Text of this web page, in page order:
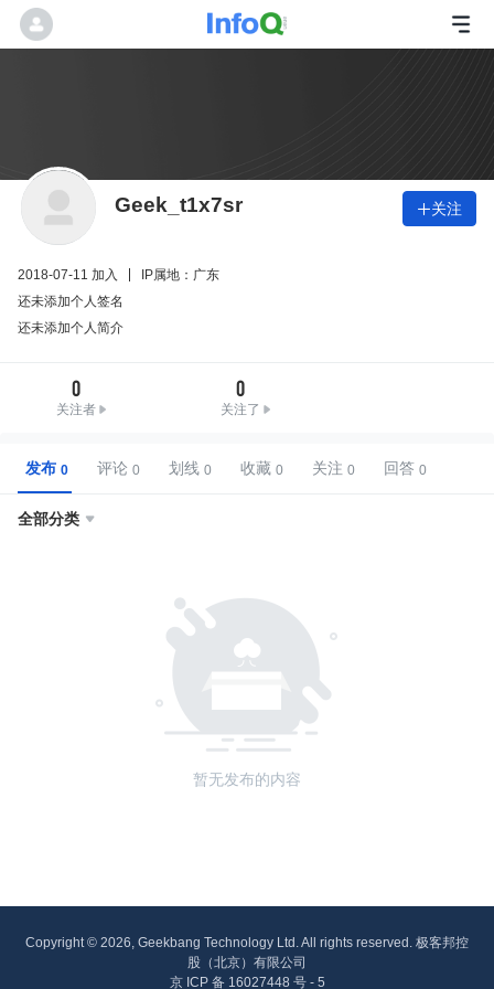
Geek_t1x7sr 关注
2018-07-11 加入
IP属地：广东
还未添加个人签名
还未添加个人简介
0
关注者
0
关注了
发布 评论 划线 收藏 关注 回答
全部分类 
暂无发布的内容
Copyright © 2026, Geekbang Technology Ltd. All rights reserved. 极客邦控
股（北京）有限公司
京 ICP 备 16027448 号 - 5